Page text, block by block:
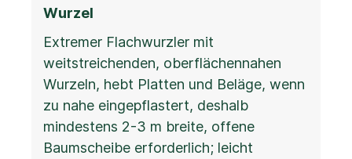
Wurzel
Extremer Flachwurzler mit
weitstreichenden, oberflächennahen
Wurzeln, hebt Platten und Beläge, wenn
zu nahe eingepflastert, deshalb
mindestens 2-3 m breite, offene
Baumscheibe erforderlich; leicht